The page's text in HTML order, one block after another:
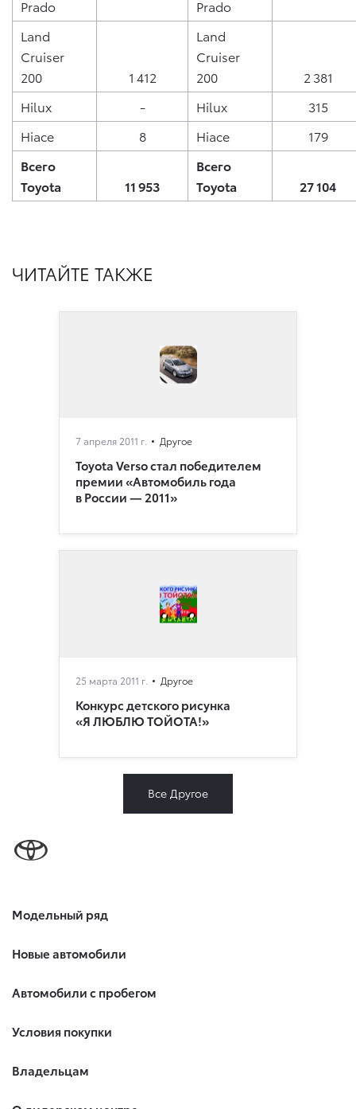
Prado
Prado
Land
Cruiser
200
1 412
Land
Cruiser
200
2 381
Hilux
- Hilux
315
Hiace
8 Hiace
179
Всего
Toyota
11 953
Всего
Toyota
27 104
ЧИТАЙТЕ ТАКЖЕ
7 апреля 2011 г. Другое
Toyota Verso стал победителем
премии «Автомобиль года
в России — 2011»
25 марта 2011 г. Другое
Конкурс детского рисунка
«Я ЛЮБЛЮ ТОЙОТА!»
Все Другое
Модельный ряд
Новые автомобили
Автомобили с пробегом
Условия покупки
Владельцам